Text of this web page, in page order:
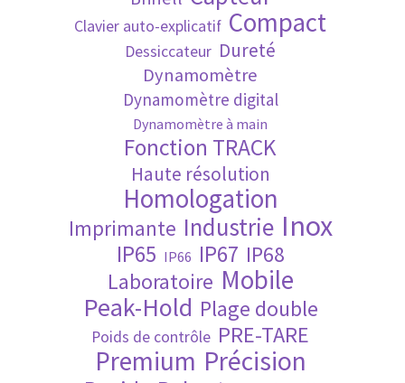
Recherche avancée
Technique
Validation de la commande
Clavier auto-explicatif Compact
Dessiccateur Dureté
Dynamomètre
Dynamomètre digital
Dynamomètre à main
Fonction TRACK
Haute résolution
Homologation
Imprimante Industrie Inox
IP65 IP66 IP67 IP68
Laboratoire Mobile
Peak-Hold Plage double
Poids de contrôle PRE-TARE
Premium Précision